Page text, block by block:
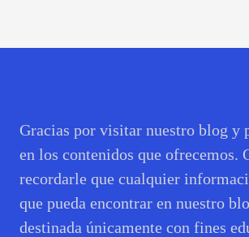
Gracias por visitar nuestro blog y
en los contenidos que ofrecemos.
recordarle que cualquier
que pueda encontrar en nuestro
destinada únicamente con fines